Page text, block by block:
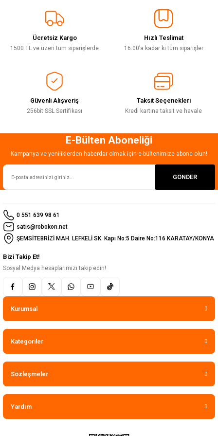
Ürün resmi kalitesiz, bozuk veya görüntülenemiyor.
Ürün açıklamasında eksik bilgiler bulunuyor.
Ürün bilgilerinde hatalar bulunuyor.
Bu ürüne benzer farklı alternatifler olmalı.
Gönder
Deneyimini Paylaş
Ücretsiz Kargo
1500 TL ve üzeri tüm siparişlerde
Hızlı Teslimat
16:00’a kadar ki tüm siparişler
Güvenli Alışveriş
256bit SSL Sertifikası
Taksit Seçenekleri
Kredi kartına taksit ve havale
E-Bülten Aboneliği
Kampanya ve yeniliklerden haberdar olmak için e-bültenimize abone olun!
GÖNDER
0 551 639 98 61
satis@robokon.net
ŞEMSİTEBRİZİ MAH. LEFKELİ SK. Kapı No:5 Daire No:116 KARATAY/KONYA
Bizi Takip Et!
Sosyal Medya hesaplarımızı takip edin!
Kurumsal
Kategoriler
Sözleşmeler
Yardım